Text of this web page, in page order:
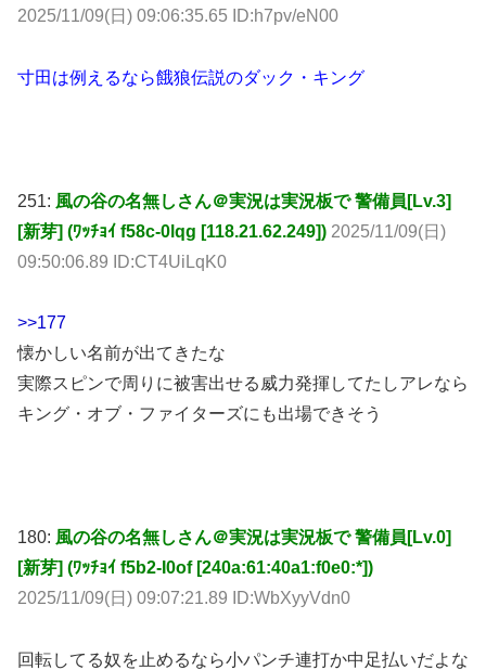
2025/11/09(日) 09:06:35.65 ID:h7pv/eN00
寸田は例えるなら餓狼伝説のダック・キング
251: 風の谷の名無しさん＠実況は実況板で 警備員[Lv.3]
[新芽] (ﾜｯﾁｮｲ f58c-0lqg [118.21.62.249]) 2025/11/09(日)
09:50:06.89 ID:CT4UiLqK0
>>177
懐かしい名前が出てきたな
実際スピンで周りに被害出せる威力発揮してたしアレなら
キング・オブ・ファイターズにも出場できそう
180: 風の谷の名無しさん＠実況は実況板で 警備員[Lv.0]
[新芽] (ﾜｯﾁｮｲ f5b2-I0of [240a:61:40a1:f0e0:*])
2025/11/09(日) 09:07:21.89 ID:WbXyyVdn0
回転してる奴を止めるなら小パンチ連打か中足払いだよな